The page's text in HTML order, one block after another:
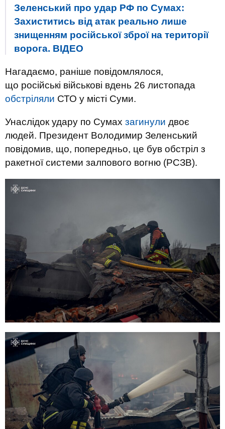
Зеленський про удар РФ по Сумах:
Захиститись від атак реально лише
знищенням російської зброї на території
ворога. ВIДЕО
Нагадаємо, раніше повідомлялося,
що російські військові вдень 26 листопада
обстріляли СТО у місті Суми.
Унаслідок удару по Сумах загинули двоє
людей. Президент Володимир Зеленський
повідомив, що, попередньо, це був обстріл з
ракетної системи залпового вогню (РСЗВ).